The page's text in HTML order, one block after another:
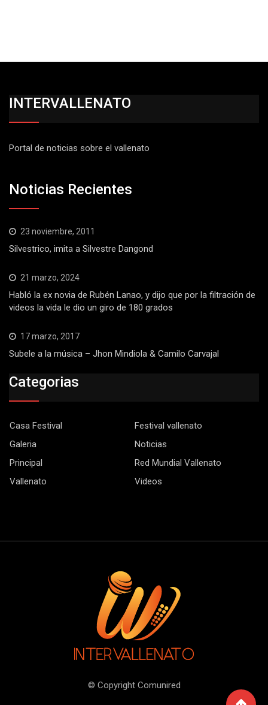
INTERVALLENATO
Portal de noticias sobre el vallenato
Noticias Recientes
23 noviembre, 2011
Silvestrico, imita a Silvestre Dangond
21 marzo, 2024
Habló la ex novia de Rubén Lanao, y dijo que por la filtración de
videos la vida le dio un giro de 180 grados
17 marzo, 2017
Subele a la música – Jhon Mindiola & Camilo Carvajal
Categorias
Casa Festival
Festival vallenato
Galeria
Noticias
Principal
Red Mundial Vallenato
Vallenato
Videos
© Copyright Comunired